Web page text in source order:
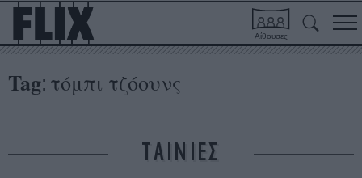
Αίθουσες
Tag: τόμπι τζόουνς
ΤΑΙΝΙΕΣ